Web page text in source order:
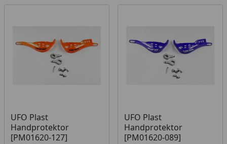
UFO Plast
Handprotektor
[PM01620-127]
Produkt nicht lieferbar
UFO Plast
Handprotektor
[PM01620-089]
Produkt nicht lieferbar